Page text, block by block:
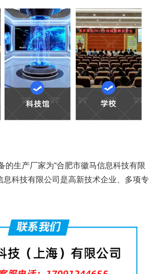
的生产厂家为“合肥市徽马信息科技有限
息科技有限公司是高新技术企业、多项专